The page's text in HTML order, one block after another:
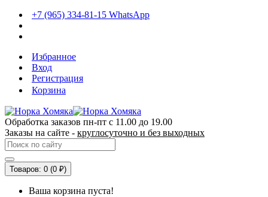
+7 (965) 334-81-15 WhatsApp
Избранное
Вход
Регистрация
Корзина
Обработка заказов пн-пт с 11.00 до 19.00
Заказы на сайте - круглосуточно и без выходных
Товаров: 0 (0 ₽)
Ваша корзина пуста!